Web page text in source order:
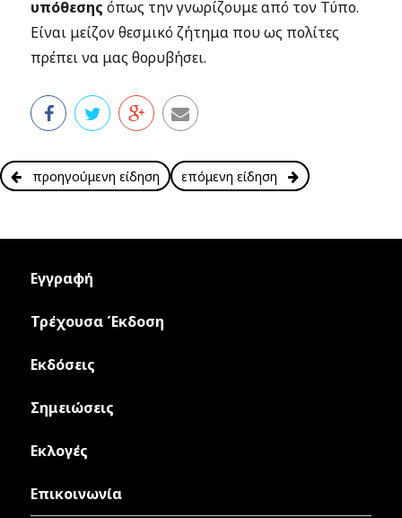
υπόθεσης όπως την γνωρίζουμε από τον Τύπο.
Είναι μείζον θεσμικό ζήτημα που ως πολίτες
πρέπει να μας θορυβήσει.
προηγούμενη είδηση επόμενη είδηση
Εγγραφή
Τρέχουσα Έκδοση
Εκδόσεις
Σημειώσεις
Εκλογές
Επικοινωνία